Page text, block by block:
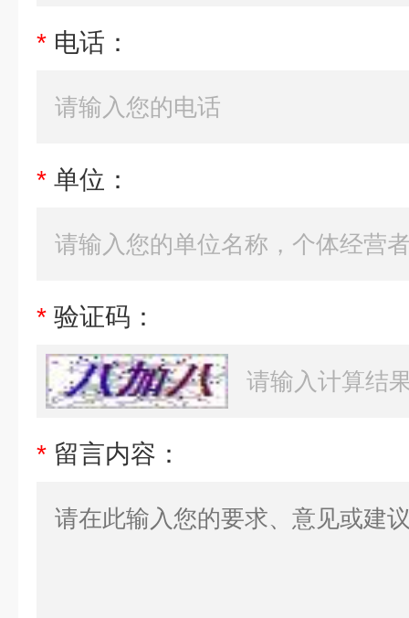
* 电话：
* 单位：
* 验证码：
* 留言内容：